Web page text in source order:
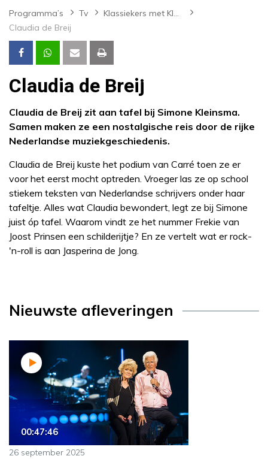
Programma’s Tv
Klassiekers met Kleinsma
Claudia de Breij
Claudia de Breij
Claudia de Breij zit aan tafel bij Simone Kleinsma.
Samen maken ze een nostalgische reis door de rijke
Nederlandse muziekgeschiedenis.
Claudia de Breij kuste het podium van Carré toen ze er
voor het eerst mocht optreden. Vroeger las ze op school
stiekem teksten van Nederlandse schrijvers onder haar
tafeltje. Alles wat Claudia bewondert, legt ze bij Simone
juist óp tafel. Waarom vindt ze het nummer Frekie van
Joost Prinsen een schilderijtje? En ze vertelt wat er rock-
'n-roll is aan Jasperina de Jong.
Nieuwste afleveringen
00:47:46
26 september 2025